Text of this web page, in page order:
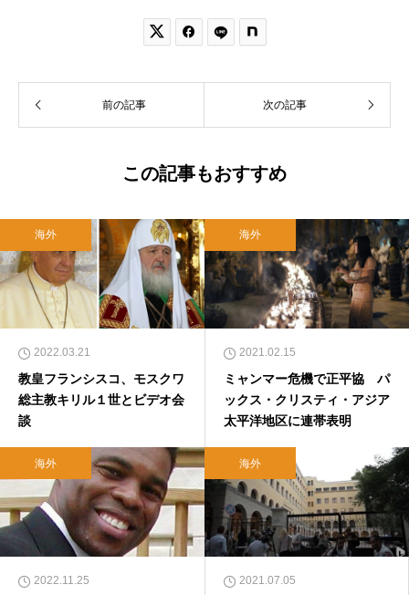
 
前の記事 次の記事
この記事もおすすめ
海外
2022.03.21
教皇フランシスコ、モスクワ
総主教キリル１世とビデオ会
談
海外
2021.02.15
ミャンマー危機で正平協 パ
ックス・クリスティ・アジア
太平洋地区に連帯表明
海外
2022.11.25
海外
2021.07.05